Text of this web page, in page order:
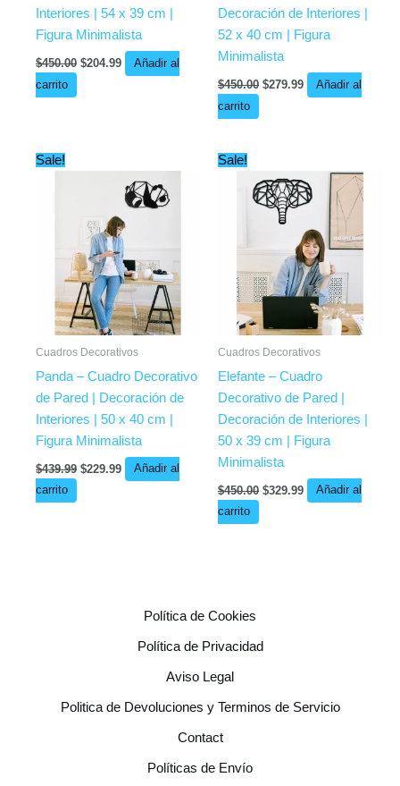
Interiores | 54 x 39 cm |
Figura Minimalista
$450.00 $204.99
Añadir al
carrito
Decoración de Interiores |
52 x 40 cm | Figura
Minimalista
$450.00 $279.99
Añadir al
carrito
Sale!
Cuadros Decorativos
Panda – Cuadro Decorativo
de Pared | Decoración de
Interiores | 50 x 40 cm |
Figura Minimalista
$439.99
price
$229.99
price
is:
$229.99.
Añadir al
carrito
Sale!
Cuadros Decorativos
Elefante – Cuadro
Decorativo de Pared |
Decoración de Interiores |
50 x 39 cm | Figura
Minimalista
$450.00
was:
$450.00.
$329.99
price
is:
$329.99.
Añadir al
carrito
Política de Cookies
Política de Privacidad
Aviso Legal
Politica de Devoluciones y Terminos de Servicio
Contact
Políticas de Envío